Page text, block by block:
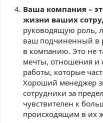
Ваша компания –
жизни ваших
руководящую роль,
ваш подчиненный в
в компанию. Это не
мечты, отношения и
работы, которые
Хороший менеджер
сотрудники за
чувствителен к
происходящим в их